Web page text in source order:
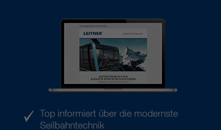
Top informiert über die modernste
Seilbahntechnik